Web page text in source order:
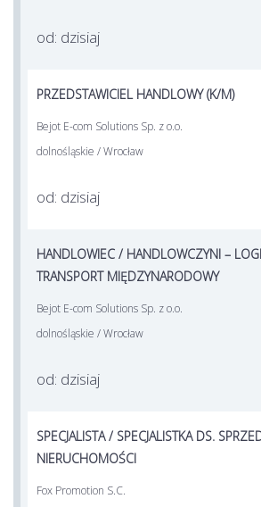
od: dzisiaj
PRZEDSTAWICIEL HANDLOWY (K/M)
Bejot E-com Solutions Sp. z o.o.
dolnośląskie / Wrocław
od: dzisiaj
HANDLOWIEC / HANDLOWCZYNI –
TRANSPORT MIĘDZYNARODOWY
Bejot E-com Solutions Sp. z o.o.
dolnośląskie / Wrocław
od: dzisiaj
SPECJALISTA / SPECJALISTKA DS.
NIERUCHOMOŚCI
Fox Promotion S.C.